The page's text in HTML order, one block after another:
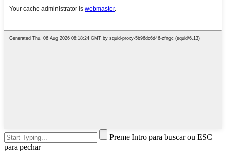
Preme Intro para buscar ou ESC
para pechar